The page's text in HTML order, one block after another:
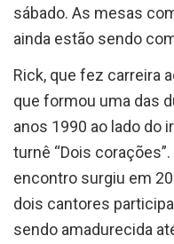
sábado. As mesas
ainda estão sendo
Rick, que fez carreira
que formou uma das
anos 1990 ao lado do
turnê “Dois
encontro surgiu em
dois cantores
sendo amadurecida